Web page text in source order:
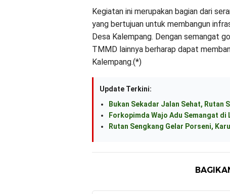
Kegiatan ini merupakan bagian dari
yang bertujuan untuk membangun
Desa Kalempang. Dengan semangat
TMMD lainnya berharap dapat
Kalempang.(*)
Update Terkini:
Bukan Sekadar Jalan Sehat, Rutan
Forkopimda Wajo Adu Semangat di
Rutan Sengkang Gelar Porseni,